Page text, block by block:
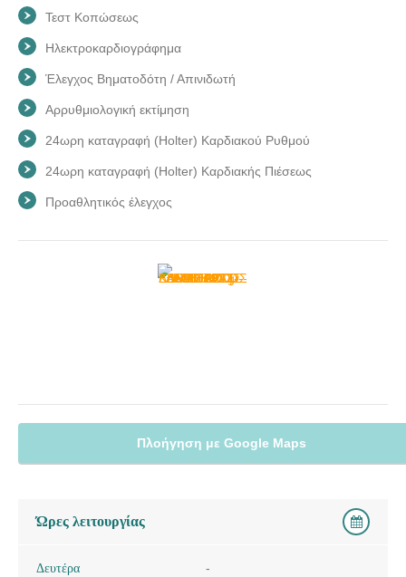
Τεστ Κοπώσεως
Ηλεκτροκαρδιογράφημα
Έλεγχος Βηματοδότη / Απινιδωτή
Αρρυθμιολογική εκτίμηση
24ωρη καταγραφή (Holter) Καρδιακού Ρυθμού
24ωρη καταγραφή (Holter) Καρδιακής Πιέσεως
Προαθλητικός έλεγχος
Πλοήγηση με Google Maps
Ώρες λειτουργίας
Δευτέρα
-